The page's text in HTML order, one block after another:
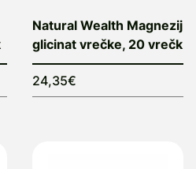
Natural Wealth Magnezij
glicinat vrečke, 20 vrečk
24,35€